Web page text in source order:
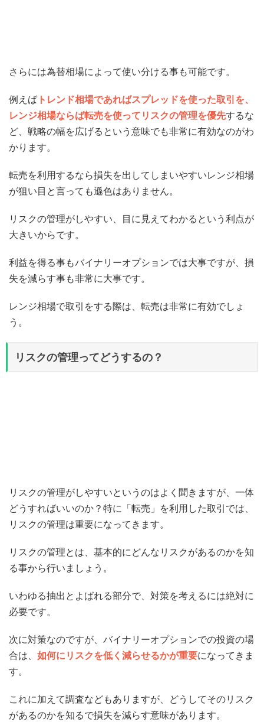
さらには為替相場によって使い分ける事も可能です。
例えば トレンド相場であればスプレッドを使った取引を、
レンジ相場ならば転売を使ってリスクの管理を優先するな
ど、戦略の幅を広げるという意味でも非常に有効なのがわ
かります。
転売を利用するなら損失を出してしまいやすいレンジ相場
が狙い目と言っても遜色はありません。
リスクの管理がしやすい、目に見えてわかるという利点が
大きいからです。
利益を得る事もバイナリーオプションでは大事ですが、損
失を減らす事も非常に大事です。
レンジ相場で取引をする際は、転売は非常に有効でしょ
う。
リスクの管理ってどうするの？
リスクの管理がしやすいというのはよく聞きますが、一体
どうすればいいのか？特に「転売」を利用した取引では、
リスクの管理は重要になってきます。
リスクの管理とは、基本的にどんなリスクがあるのかを知
る事から行いましょう。
いわゆる抽出とよばれる部分で、対策を考えるには絶対に
必要です。
次に対策なのですが、バイナリーオプションでの投資の場
合は、 如何にリスクを低く減らせるかが重要になってきま
す。
これに加えて調査などもありますが、どうしてそのリスク
があるのかを知るで損失を減らす意味があります。